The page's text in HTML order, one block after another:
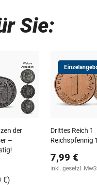
Sie:
der
–
€)
Drittes Reich 1
Reichspfennig
7,99 €
inkl. gesetzl.